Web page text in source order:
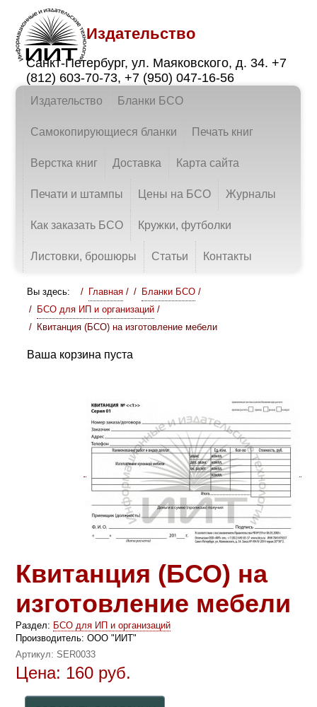
Издательство
Санкт-Петербург,ул. Маяковского, д. 34. +7
(812) 603-70-73,+7 (950) 047-16-56
Издательство Бланки БСО
Самокопирующиеся бланки Печать книг
Верстка книг Доставка Карта сайта
Печати и штампы Цены на БСО Журналы
Как заказать БСО Кружки, футболки
Листовки, брошюры Статьи Контакты
Вы здесь: Главная / Бланки БСО /
БСО для ИП и организаций /
Квитанция (БСО) на изготовление мебели
Ваша корзина пуста
Квитанция (БСО) на
изготовление мебели
Раздел: БСО для ИП и организаций
Производитель:ООО "ИИТ"
Артикул:SER0033
Цена: 160 руб.